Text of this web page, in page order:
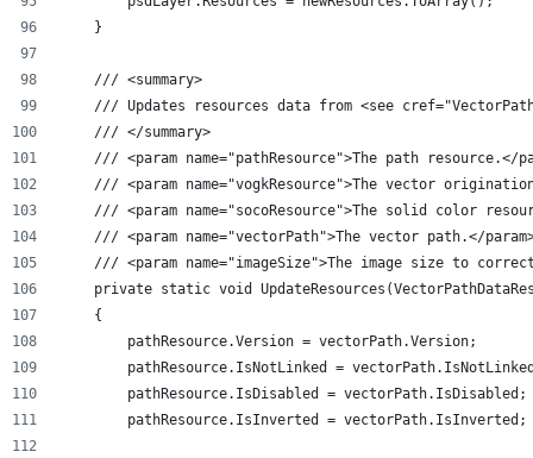
    }
    /// <summary>
/// Updates resources data from <see
    /// </summary>
/// <param name="pathResource">The path resource.</
/// <param name="vogkResource">The vector
/// <param name="socoResource">The solid color
/// <param name="vectorPath">The vector path.</
/// <param name="imageSize">The image size to
private static void
    {
        pathResource.Version = vectorPath.Version;
pathResource.IsNotLinked =
        pathResource.IsDisabled = vectorPath.IsDisabled;
        pathResource.IsInverted = vectorPath.IsInverted;